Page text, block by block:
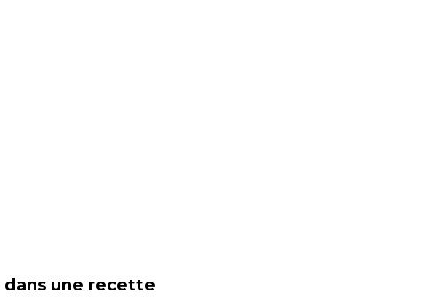
dans une recette